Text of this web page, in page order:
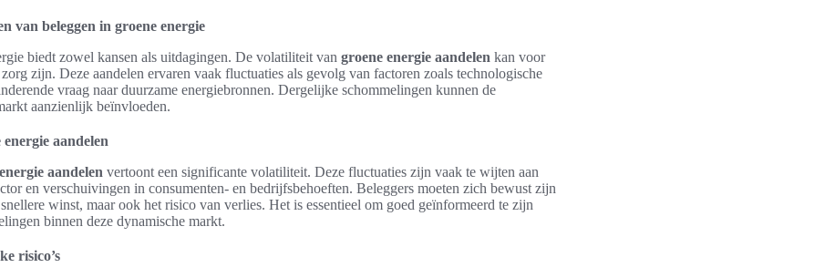
van beleggen in groene energie
biedt zowel kansen als uitdagingen. De volatiliteit van groene energie aandelen kan voor
zijn. Deze aandelen ervaren vaak fluctuaties als gevolg van factoren zoals technologische
vraag naar duurzame energiebronnen. Dergelijke schommelingen kunnen de
aanzienlijk beïnvloeden.
aandelen
aandelen vertoont een significante volatiliteit. Deze fluctuaties zijn vaak te wijten aan
en verschuivingen in consumenten- en bedrijfsbehoeften. Beleggers moeten zich bewust zijn
winst, maar ook het risico van verlies. Het is essentieel om goed geïnformeerd te zijn
binnen deze dynamische markt.
risico’s